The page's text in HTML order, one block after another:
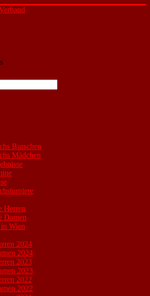
Burschen
Mädchen
Herren
Damen
Wien
2024
2024
2023
2023
2022
2022